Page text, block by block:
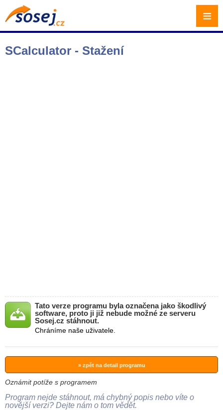
SCalculator - Stažení
Tato verze programu byla označena jako škodlivý
software, proto ji již nebude možné ze serveru
Sosej.cz stáhnout.
Chráníme naše uživatele.
» zpět na detail programu
Oznámit potíže s programem
Program nejde stáhnout, má chybný popis nebo víte o
novější verzi? Dejte nám o tom vědět.
≡